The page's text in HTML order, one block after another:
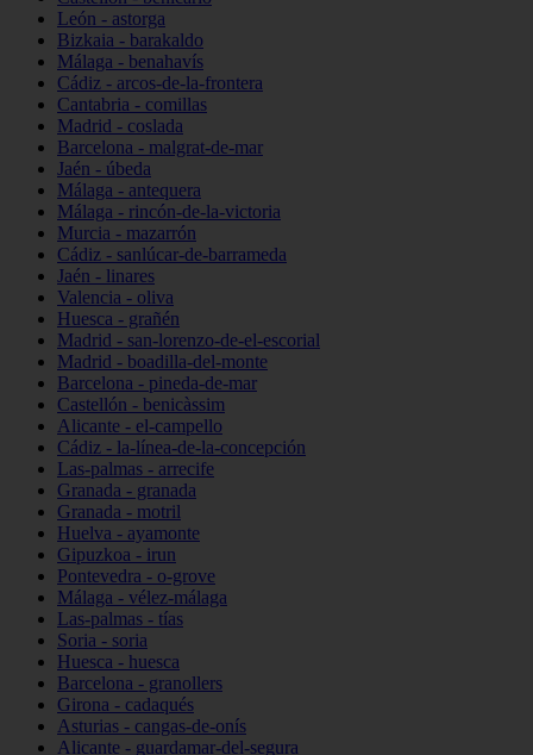
León - astorga
Bizkaia - barakaldo
Málaga - benahavís
Cádiz - arcos-de-la-frontera
Cantabria - comillas
Madrid - coslada
Barcelona - malgrat-de-mar
Jaén - úbeda
Málaga - antequera
Málaga - rincón-de-la-victoria
Murcia - mazarrón
Cádiz - sanlúcar-de-barrameda
Jaén - linares
Valencia - oliva
Huesca - grañén
Madrid - san-lorenzo-de-el-escorial
Madrid - boadilla-del-monte
Barcelona - pineda-de-mar
Castellón - benicàssim
Alicante - el-campello
Cádiz - la-línea-de-la-concepción
Las-palmas - arrecife
Granada - granada
Granada - motril
Huelva - ayamonte
Gipuzkoa - irun
Pontevedra - o-grove
Málaga - vélez-málaga
Las-palmas - tías
Soria - soria
Huesca - huesca
Barcelona - granollers
Girona - cadaqués
Asturias - cangas-de-onís
Alicante - guardamar-del-segura